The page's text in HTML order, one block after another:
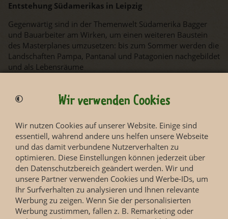
Entstehung Südamerikas in Leipzig
Gegenwärtig sind in der Themenwelt Südamerika Bagger
und Bauarbeiter am Wirken, um einen weiteren Baustein
des Masterplanes umzusetzen: bis zum Sommer werden die
Landschaften Pampa, Pantanal und Patagonien nachgebildet
und als Lebensräume
Ameisenbären, Mähnenwölfe, Große Maras, Darwin Nandus
und Chako Pekaris fertiggestellt. Das kurz vor Weihnachten
Lamaherde bildet künftig das Tor zu dem neuen Bereich,
der sich von der Hacienda bis zum früheren
Wildpferdgehege ziehen wird und eine Fläche von 15.755
m² umfasst.
Spannende Veranstaltungen für kleine und große
Abenteurer
Bei den sieben Entdeckertagen gehen die Besucher mit allen
Wir verwenden Cookies
Wir nutzen Cookies auf unserer Website. Einige sind
essentiell, während andere uns helfen unsere Webseite
und das damit verbundene Nutzerverhalten zu
optimieren. Diese Einstellungen können jederzeit über
den Datenschutzbereich geändert werden. Wir und
unsere Partner verwenden Cookies und Werbe-IDs, um
Ihr Surfverhalten zu analysieren und Ihnen relevante
Werbung zu zeigen. Wenn Sie der personalisierten
Werbung zustimmen, fallen z. B. Remarketing oder